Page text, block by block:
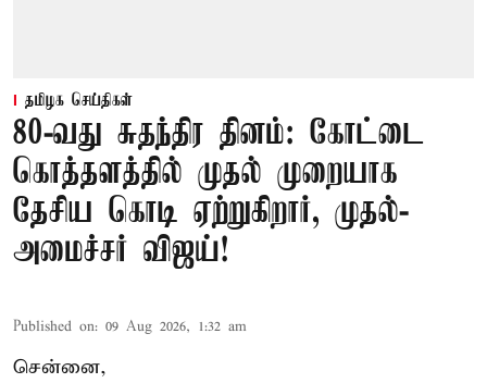
தமிழக செய்திகள்
80-வது சுதந்திர தினம்: கோட்டை
கொத்தளத்தில் முதல் முறையாக
தேசிய கொடி ஏற்றுகிறார், முதல்-
அமைச்சர் விஜய்!
Published on: 09 Aug 2026, 1:32 am
சென்னை,